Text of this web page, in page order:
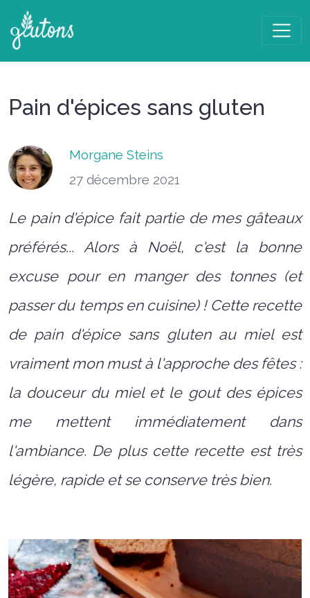
Pain d'épices sans gluten
Morgane Steins
27 décembre 2021
Le pain d'épice fait partie de mes gâteaux
préférés... Alors à Noël, c'est la bonne
excuse pour en manger des tonnes (et
passer du temps en cuisine) ! Cette recette
de pain d'épice sans gluten au miel est
vraiment mon must à l'approche des fêtes :
la douceur du miel et le gout des épices
me mettent immédiatement dans
l'ambiance. De plus cette recette est très
légère, rapide et se conserve très bien.